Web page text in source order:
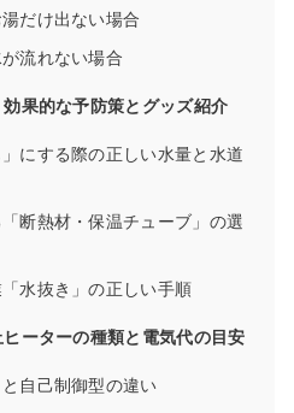
だけ出ない場合
流れない場合
果的な予防策とグッズ紹介
」にする際の正しい水量と水道
断熱材・保温チューブ」の選
水抜き」の正しい手順
ヒーターの種類と電気代の目安
自己制御型の違い